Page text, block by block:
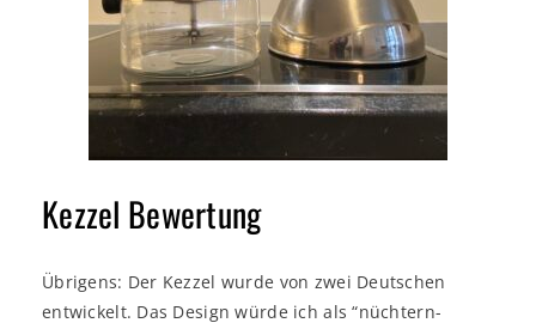
Kezzel Bewertung
Übrigens: Der Kezzel wurde von zwei Deutschen
entwickelt. Das Design würde ich als “nüchtern-